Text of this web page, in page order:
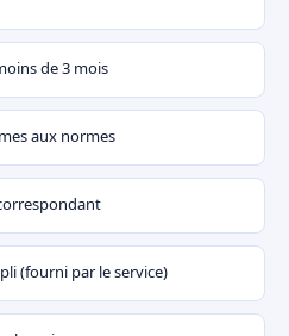
de 3 mois
aux normes
(fourni par le service)